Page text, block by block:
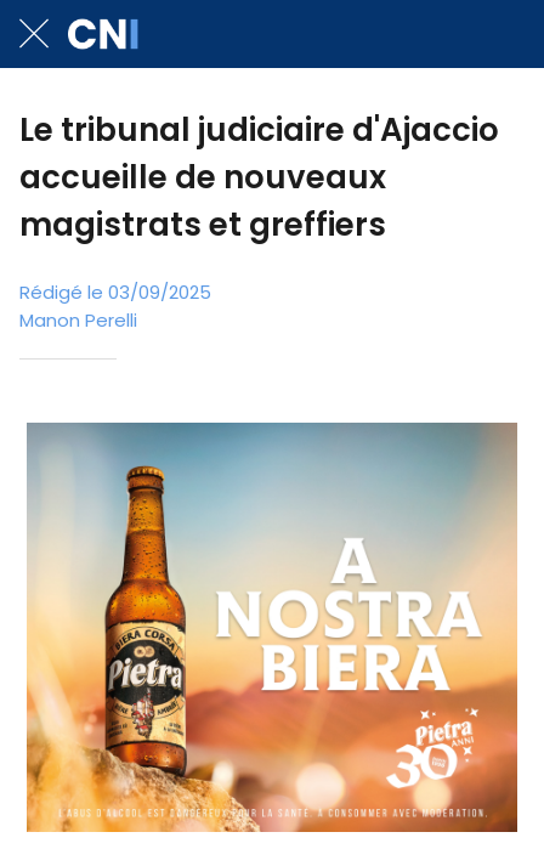
Le tribunal judiciaire d'Ajaccio
accueille de nouveaux
magistrats et greffiers
Rédigé le 03/09/2025
Manon Perelli